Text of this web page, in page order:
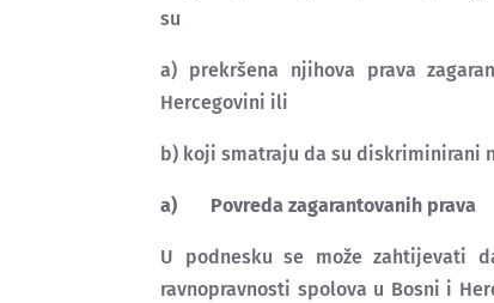
su
a) prekršena njihova prava
Hercegovini ili
b) koji smatraju da su diskriminirani
a) Povreda zagarantovanih prava
U podnesku se može zahtijevati
ravnopravnosti spolova u Bosni i